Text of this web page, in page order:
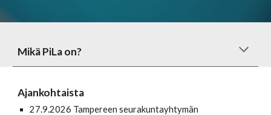
Mikä PiLa on?
Ajankohtaista
27.9.2026 Tampereen seurakuntayhtymän